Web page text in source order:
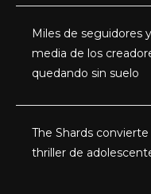
Miles de seguidores
media de los
quedando sin suelo
The Shards
thriller de